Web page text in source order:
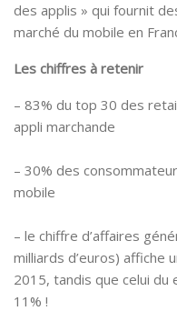
des applis » qui fournit
marché du mobile en
Les chiffres à retenir
– 83% du top 30 des
appli marchande
– 30% des
mobile
– le chiffre d’affaires
milliards d’euros) affiche
2015, tandis que celui du
11% !